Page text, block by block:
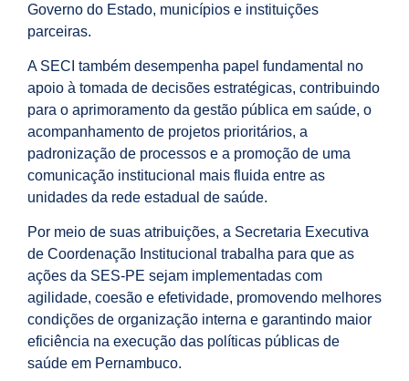
Governo do Estado, municípios e instituições
parceiras.
A SECI também desempenha papel fundamental no
apoio à tomada de decisões estratégicas, contribuindo
para o aprimoramento da gestão pública em saúde, o
acompanhamento de projetos prioritários, a
padronização de processos e a promoção de uma
comunicação institucional mais fluida entre as
unidades da rede estadual de saúde.
Por meio de suas atribuições, a Secretaria Executiva
de Coordenação Institucional trabalha para que as
ações da SES-PE sejam implementadas com
agilidade, coesão e efetividade, promovendo melhores
condições de organização interna e garantindo maior
eficiência na execução das políticas públicas de
saúde em Pernambuco.